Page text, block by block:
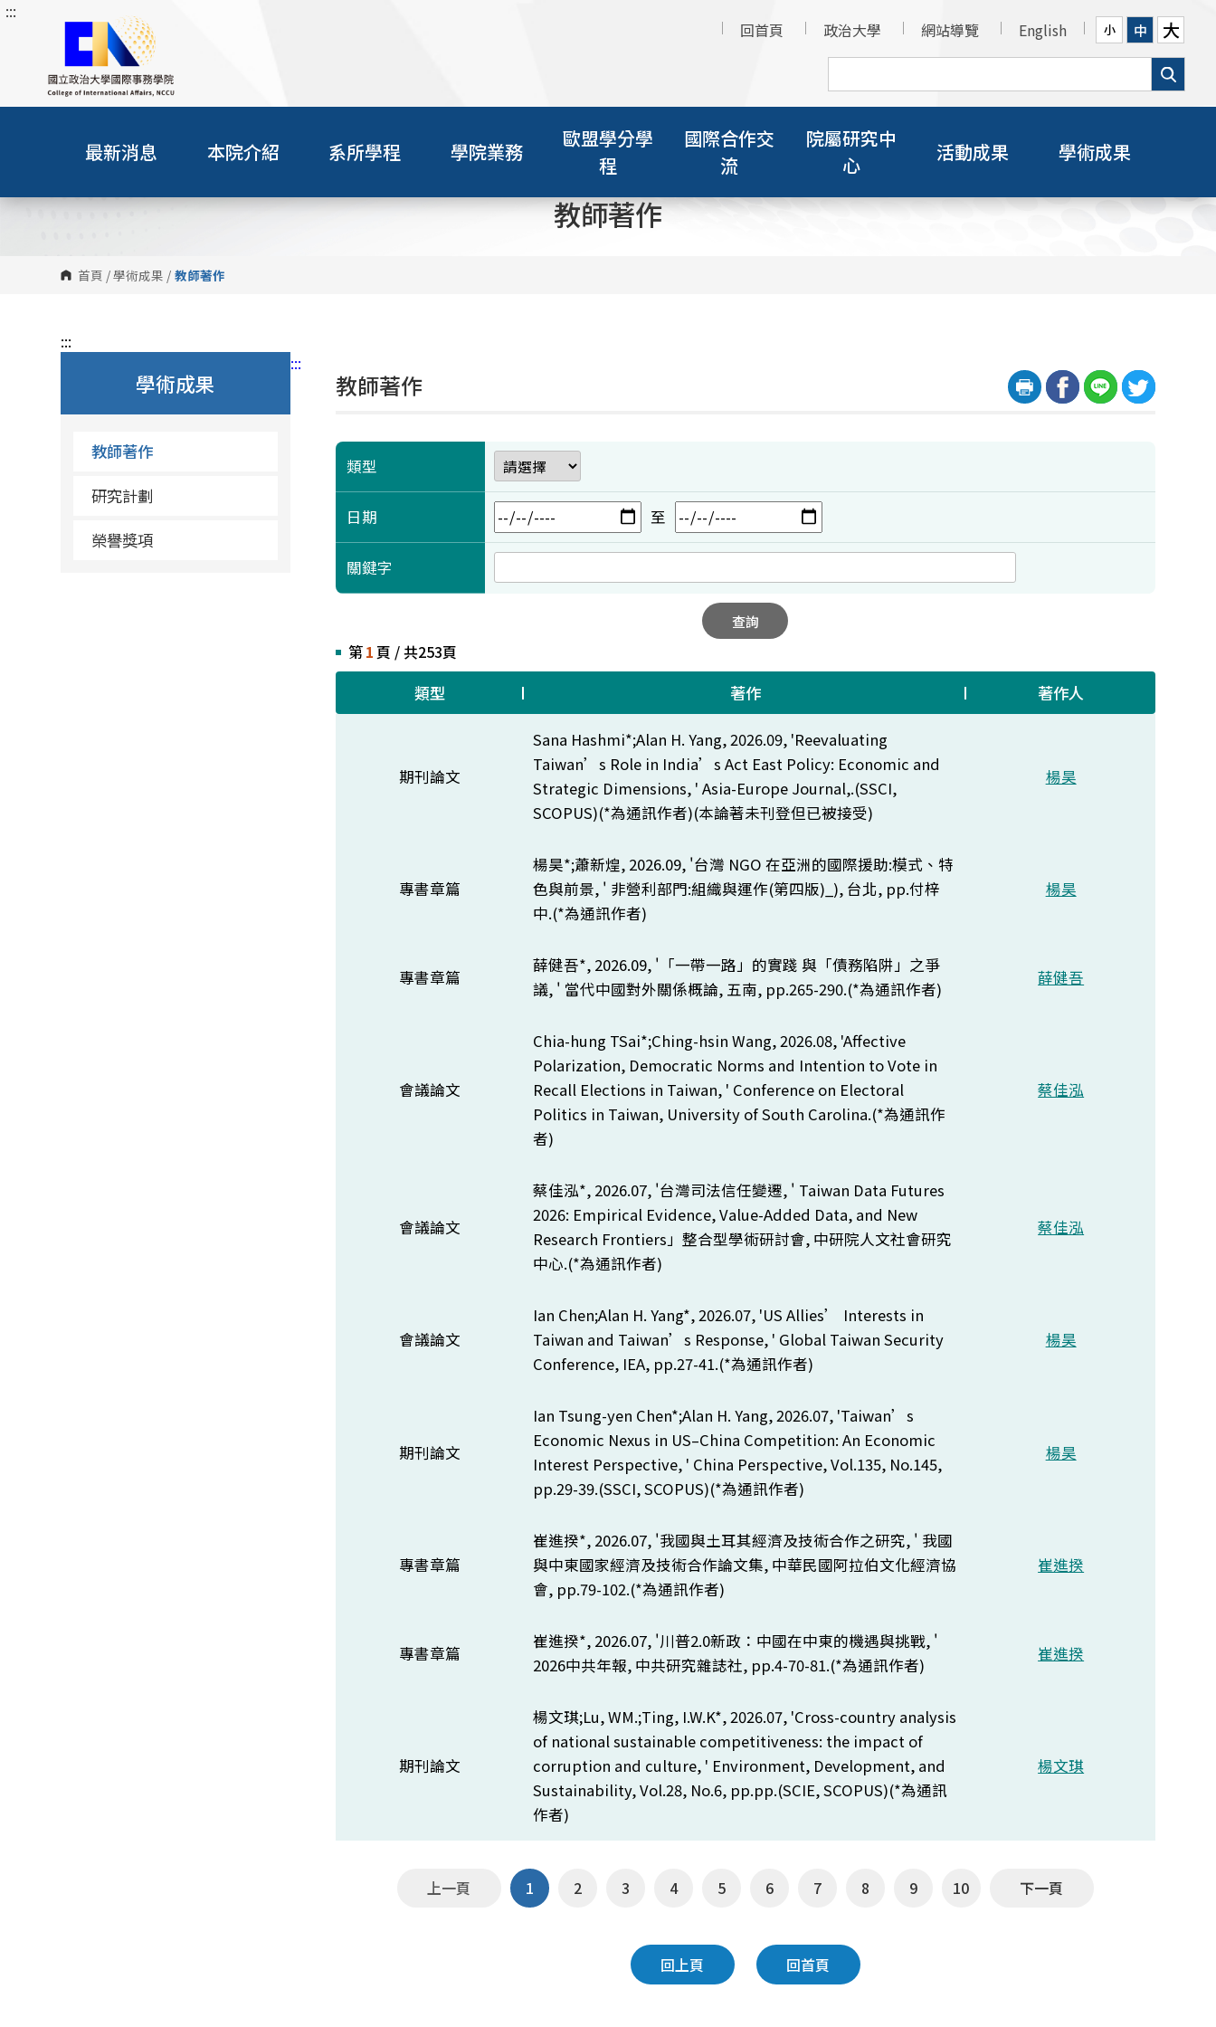
跳
內
:::
回首頁
政治大學 網站導覽 English 小 中 大
最新消息 本院介紹 系所學程 學院業務
歐盟學分學
程
國際合作交
流
院屬研究中
心
活動成果 學術成果
教師著作
首頁 /學術成果 / 教師著作
:::
學術成果
教師著作
研究計劃
榮譽獎項
:::
教師著作
類型
日期 至
關鍵字
查詢
第1 頁 / 共253頁
類型 著作 著作人
期刊論文
Sana Hashmi*;Alan H. Yang, 2026.09, 'Reevaluating
Taiwan’s Role in India’s Act East Policy: Economic and
Strategic Dimensions, ' Asia-Europe Journal,.(SSCI,
SCOPUS)(*為通訊作者)(本論著未刊登但已被接受)
楊昊
專書章篇
楊昊*;蕭新煌, 2026.09, '台灣 NGO 在亞洲的國際援助:模式、特
色與前景, ' 非營利部門:組織與運作(第四版)_), 台北, pp.付梓
中.(*為通訊作者)
楊昊
專書章篇
薛健吾*, 2026.09, '「一帶一路」的實踐 與「債務陷阱」之爭
議, ' 當代中國對外關係概論, 五南, pp.265-290.(*為通訊作者)
薛健吾
會議論文
Chia-hung TSai*;Ching-hsin Wang, 2026.08, 'Affective
Polarization, Democratic Norms and Intention to Vote in
Recall Elections in Taiwan, ' Conference on Electoral
Politics in Taiwan, University of South Carolina.(*為通訊作
者)
蔡佳泓
會議論文
蔡佳泓*, 2026.07, '台灣司法信任變遷, ' Taiwan Data Futures
2026: Empirical Evidence, Value-Added Data, and New
Research Frontiers」 整合型學術研討會, 中研院人文社會研究
中心.(*為通訊作者)
蔡佳泓
會議論文
Ian Chen;Alan H. Yang*, 2026.07, 'US Allies’ Interests in
Taiwan and Taiwan’s Response, ' Global Taiwan Security
Conference, IEA, pp.27-41.(*為通訊作者)
楊昊
期刊論文
Ian Tsung-yen Chen*;Alan H. Yang, 2026.07, 'Taiwan’s
Economic Nexus in US–China Competition: An Economic
Interest Perspective, ' China Perspective, Vol.135, No.145,
pp.29-39.(SSCI, SCOPUS)(*為通訊作者)
楊昊
專書章篇
崔進揆*, 2026.07, '我國與土耳其經濟及技術合作之研究, ' 我國
與中東國家經濟及技術合作論文集, 中華民國阿拉伯文化經濟協
會, pp.79-102.(*為通訊作者)
崔進揆
專書章篇
崔進揆*, 2026.07, '川普2.0新政：中國在中東的機遇與挑戰, '
2026中共年報, 中共研究雜誌社, pp.4-70-81.(*為通訊作者)
崔進揆
期刊論文
楊文琪;Lu, WM.;Ting, I.W.K*, 2026.07, 'Cross-country analysis
of national sustainable competitiveness: the impact of
corruption and culture, ' Environment, Development, and
Sustainability, Vol.28, No.6, pp.pp.(SCIE, SCOPUS)(*為通訊
作者)
楊文琪
上一頁 1 2 3 4 5 6 7 8 9 10 下一頁
回上頁 回首頁